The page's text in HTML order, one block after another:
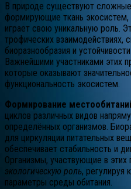
В природе существуют
формирующие ткань
играет свою уникальную роль.
трофических
биоразнообразия и
Важнейшими участниками этих
которые оказывают
функциональность экосистем.
Формирование
циклов различных видов
определённых организмов.
для циркуляции питательных
обеспечивает стабильность и
Организмы, участвующие в
экологическую роль, регулируя
параметры среды обитания.